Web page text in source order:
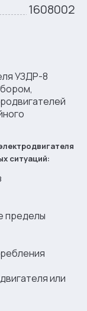
1608002
УЗДР-8
ситуаций:
пределы
или